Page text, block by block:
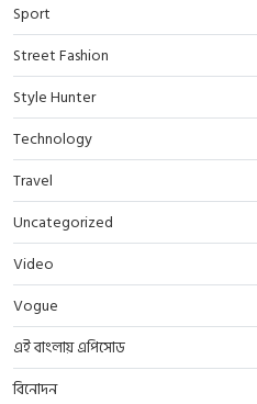
Sport
Street Fashion
Style Hunter
Technology
Travel
Uncategorized
Video
Vogue
এই বাংলায় এপিসোড
বিনোদন